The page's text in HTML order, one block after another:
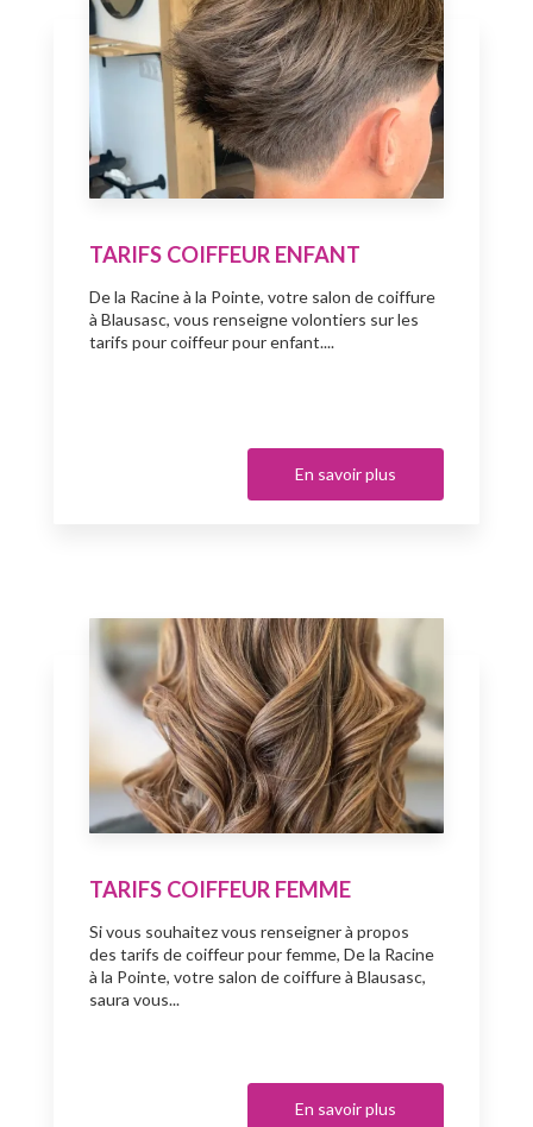
TARIFS COIFFEUR ENFANT
De la Racine à la Pointe, votre salon de coiffure
à Blausasc, vous renseigne volontiers sur les
tarifs pour coiffeur pour enfant....
En savoir plus
TARIFS COIFFEUR FEMME
Si vous souhaitez vous renseigner à propos
des tarifs de coiffeur pour femme, De la Racine
à la Pointe, votre salon de coiffure à Blausasc,
saura vous...
En savoir plus